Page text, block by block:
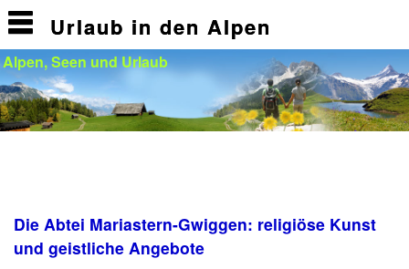
Urlaub in den Alpen
Alpen, Seen und Urlaub
Die Abtei Mariastern-Gwiggen: religiöse Kunst
und geistliche Angebote